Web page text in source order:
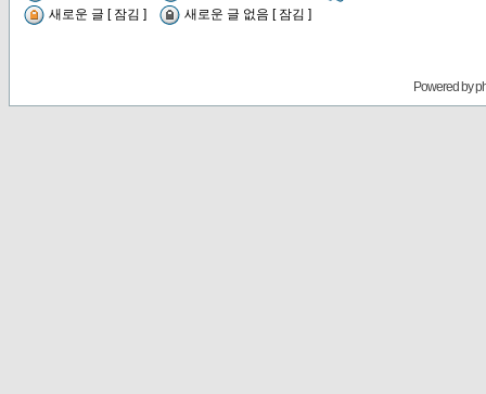
새로운 글 [ 잠김 ]
새로운 글 없음 [ 잠김 ]
Powered by